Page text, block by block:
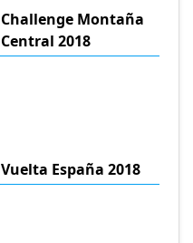
Challenge Montaña
Central 2018
Vuelta España 2018